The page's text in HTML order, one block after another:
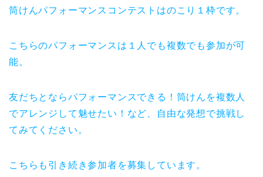
筒けんパフォーマンスコンテストはのこり１枠です。
こちらのパフォーマンスは１人でも複数でも参加が可
能。
友だちとならパフォーマンスできる！筒けんを複数人
でアレンジして魅せたい！など、自由な発想で挑戦し
てみてください。
こちらも引き続き参加者を募集しています。